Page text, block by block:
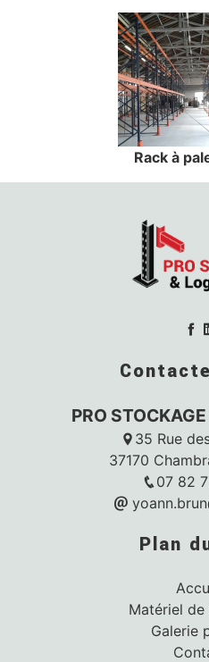
Rack à
PRO
35 Rue
37170
07 82
Plan
Matériel
Galerie